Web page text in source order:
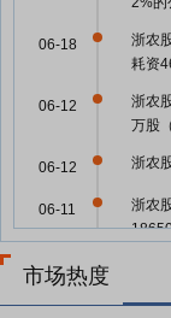
浙农
耗资
06-18
浙农
万股
06-12
浙农
06-12
浙农
06-11
06-11
A股
市场热度